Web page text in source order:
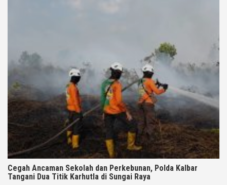
Cegah Ancaman Sekolah dan Perkebunan, Polda Kalbar
Tangani Dua Titik Karhutla di Sungai Raya